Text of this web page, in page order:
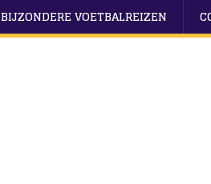
BIJZONDERE VOETBALREIZEN